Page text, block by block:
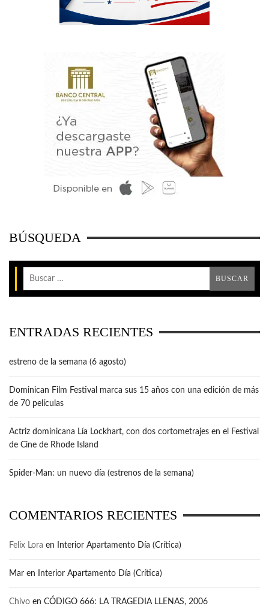
BÚSQUEDA
ENTRADAS RECIENTES
estreno de la semana (6 agosto)
Dominican Film Festival marca sus 15 años con una edición de más
de 70 películas
Actriz dominicana Lía Lockhart, con dos cortometrajes en el Festival
de Cine de Rhode Island
Spider-Man: un nuevo día (estrenos de la semana)
COMENTARIOS RECIENTES
Felix Lora en Interior Apartamento Día (Crítica)
Mar en Interior Apartamento Día (Crítica)
Chivo en CÓDIGO 666: LA TRAGEDIA LLENAS, 2006